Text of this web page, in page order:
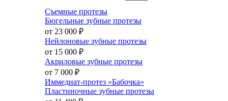
Съемные протезы
Бюгельные зубные протезы
от 23 000 ₽
Нейлоновые зубные протезы
от 15 000 ₽
Акриловые зубные протезы
от 7 000 ₽
Иммедиат-протез «Бабочка»
Пластиночные зубные протезы